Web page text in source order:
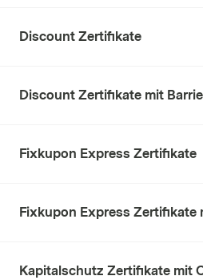
Discount Zertifikate
Discount Zertifikate mit
Fixkupon Express Zertifikate
Fixkupon Express Zertifikate
Kapitalschutz Zertifikate mit